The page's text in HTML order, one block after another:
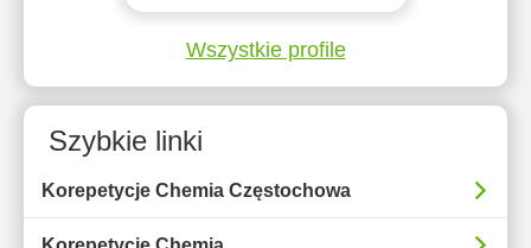
Wszystkie profile
Szybkie linki
Korepetycje Chemia Częstochowa